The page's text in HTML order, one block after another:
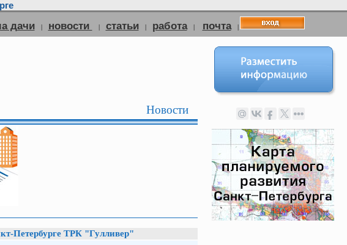
дачи | новости | статьи | работа | почта |
Новости
Петербурге ТРК "Гулливер"